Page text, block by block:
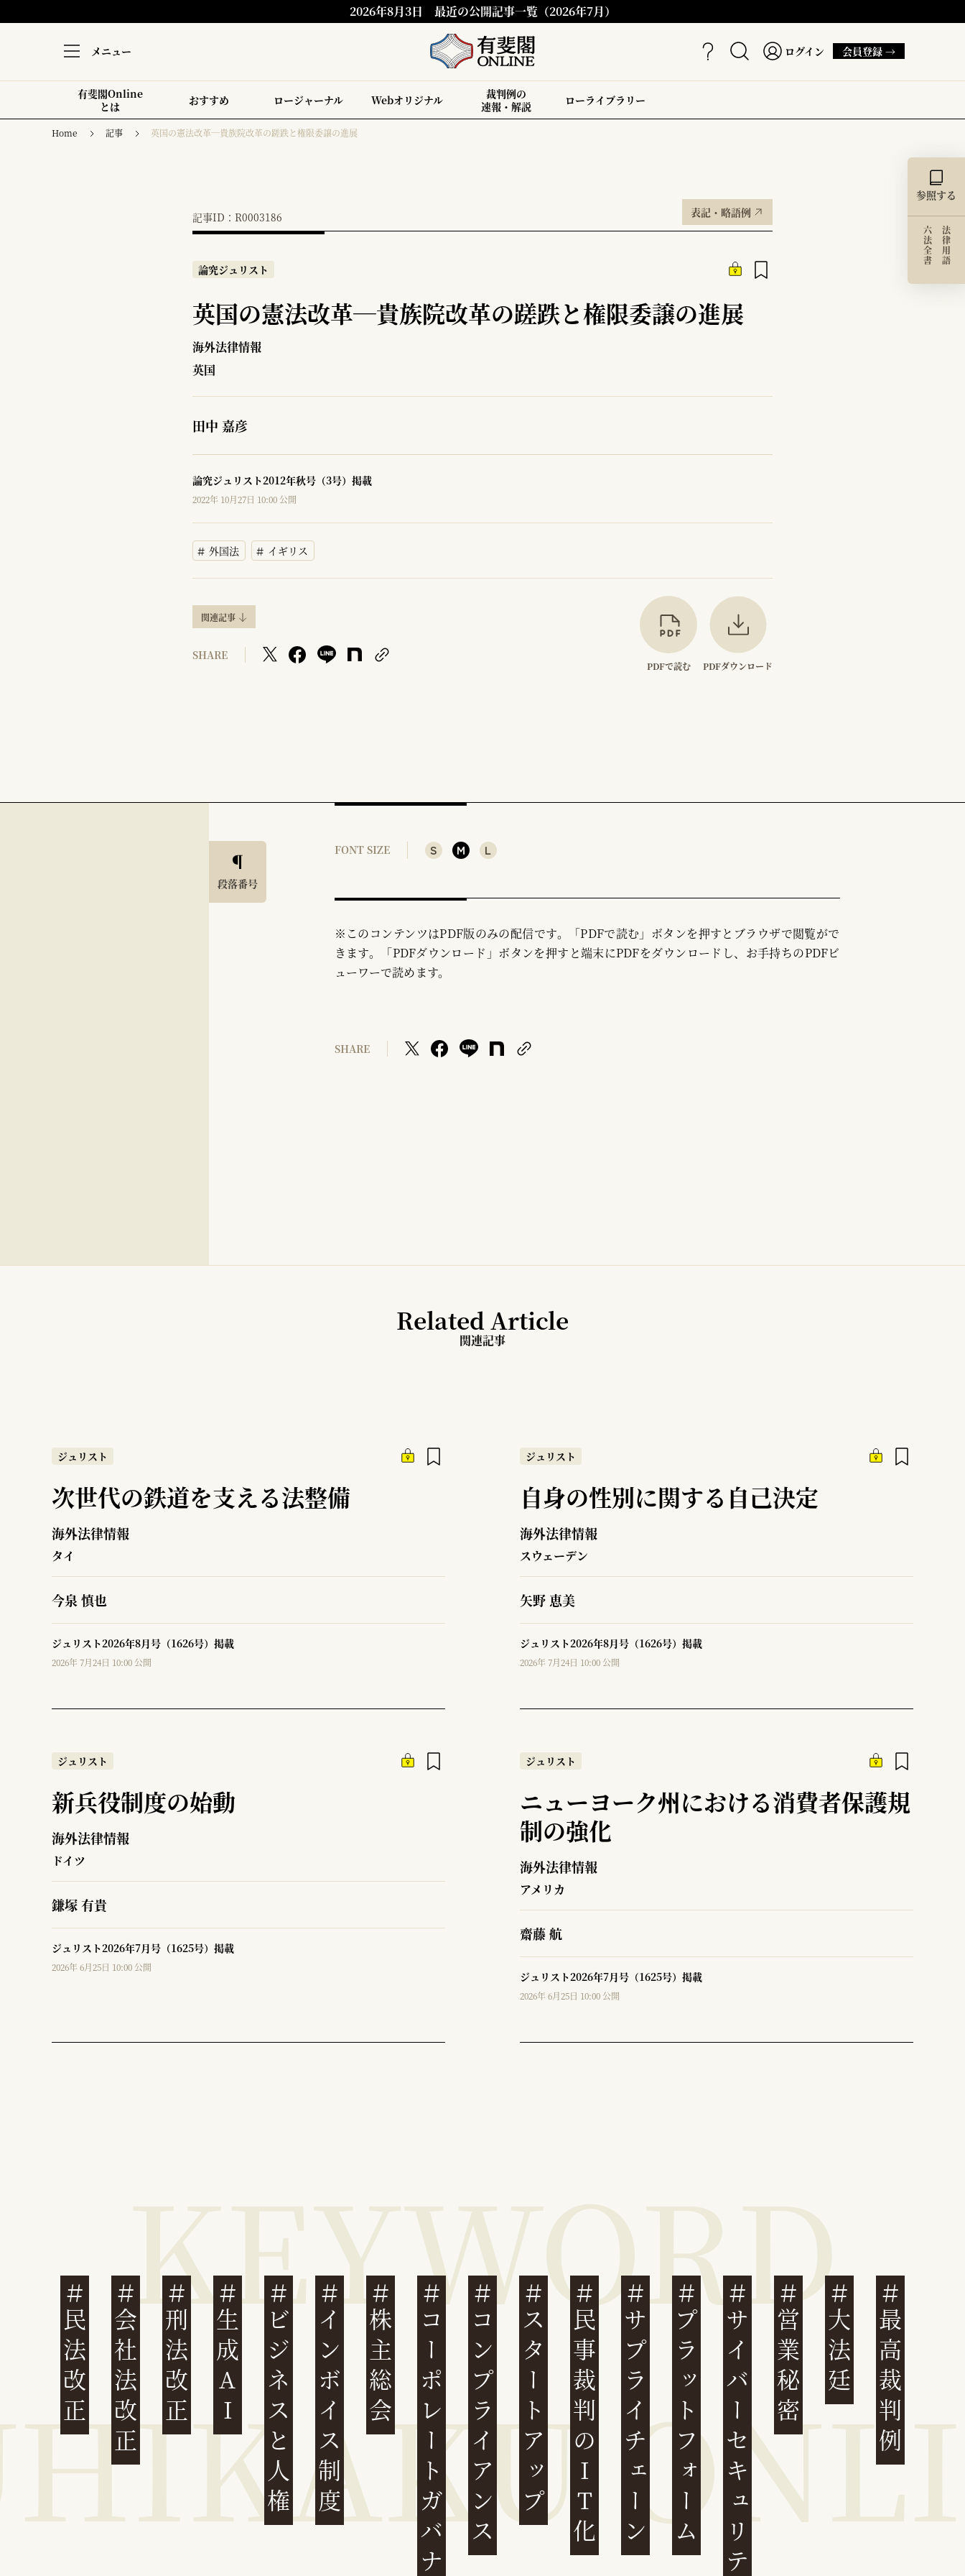
2026年8月3日 最近の公開記事一覧（2026年7月）
メニュー ログイン 会員登録 →
有斐閣Online
とは
おすすめ ロージャーナル Webオリジナル
裁判例の
速報・解説
ローライブラリー
Home 記事 英国の憲法改革―貴族院改革の蹉跌と権限委譲の進展
記事ID：R0003186 表記・略語例
論究ジュリスト
英国の憲法改革―貴族院改革の蹉跌と権限委譲の進展
海外法律情報
英国
田中 嘉彦
論究ジュリスト2012年秋号（3号）掲載
2022年 10月27日 10:00 公開
外国法 イギリス
関連記事
SHARE
PDFで読む PDFダウンロード
参照する
法律用語
六法全書
段落番号
FONT SIZE S M L
※このコンテンツはPDF版のみの配信です。「PDFで読む」ボタンを押すとブラウザで閲覧がで
きます。「PDFダウンロード」ボタンを押すと端末にPDFをダウンロードし、お手持ちのPDFビ
ューワーで読めます。
SHARE
Related Article
関連記事
ジュリスト
次世代の鉄道を支える法整備
海外法律情報
タイ
今泉 慎也
ジュリスト2026年8月号（1626号）掲載
2026年 7月24日 10:00 公開
ジュリスト
自身の性別に関する自己決定
海外法律情報
スウェーデン
矢野 恵美
ジュリスト2026年8月号（1626号）掲載
2026年 7月24日 10:00 公開
ジュリスト
新兵役制度の始動
海外法律情報
ドイツ
鎌塚 有貴
ジュリスト2026年7月号（1625号）掲載
2026年 6月25日 10:00 公開
ジュリスト
ニューヨーク州における消費者保護規
制の強化
海外法律情報
アメリカ
齋藤 航
ジュリスト2026年7月号（1625号）掲載
2026年 6月25日 10:00 公開
民法改正 会社法改正 刑法改正 生成AI ビジネスと人権インボイス制度 株主総会 コーポレートガバナンスコンプライアンススタートアップ民事裁判のIT化サプライチェーンプラットフォームサイバーセキュリティ 営業秘密 大法廷 最高裁判例